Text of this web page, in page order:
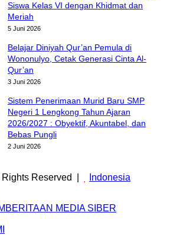
Siswa Kelas VI dengan Khidmat dan
Meriah
5 Juni 2026
Belajar Diniyah Qur’an Pemula di
Wononulyo, Cetak Generasi Cinta Al-
Qur’an
3 Juni 2026
Sistem Penerimaan Murid Baru SMP
Negeri 1 Lengkong Tahun Ajaran
2026/2027 : Obyektif, Akuntabel, dan
Bebas Pungli
2 Juni 2026
Reserved |
Indonesia
MEDIA SIBER